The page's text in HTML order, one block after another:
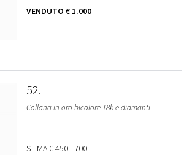
VENDUTO € 1.000
52
Collana in oro bicolore 18k e diamanti
STIMA€ 450 - 700